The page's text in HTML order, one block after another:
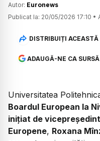
Autor: Euronews
Publicat la: 20/05/2026 17:10 •
DISTRIBUIȚI ACEASTĂ
ADAUGĂ-NE CA
Universitatea
Boardul European la
inițiat de
Europene, Roxana